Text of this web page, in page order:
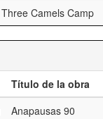
Three Camels Camp
Título de la obra
Anapausas 90